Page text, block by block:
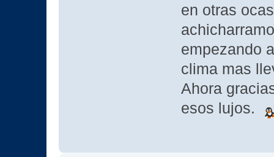
en otras
empezando
clima mas
Ahora
esos lujos.